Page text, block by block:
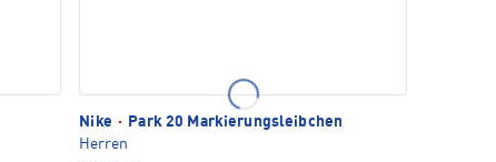
Nike ·
Park 20 Markierungsleibchen
Herren